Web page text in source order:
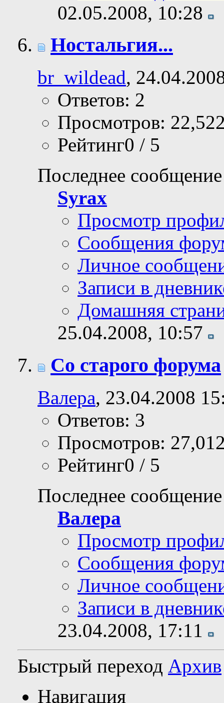
02.05.2008, 10:28
Ностальгия...
br_wildead,
Ответов: 2
Просмотров:
Рейтинг0 / 5
Последнее
Syrax
Просмотр
Сообщения
Личное
Записи в
Домашняя
25.04.2008, 10:57
Со старого форума
Валера, 23.04.2008
Ответов: 3
Просмотров:
Рейтинг0 / 5
Последнее
Валера
Просмотр
Сообщения
Личное
Записи в
23.04.2008, 17:11
Быстрый переход Архив
Навигация